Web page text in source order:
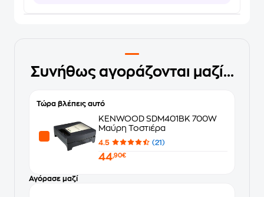
Συνήθως αγοράζονται μαζί...
Τώρα βλέπεις αυτό
KENWOOD SDM401BK 700W
Μαύρη Τοστιέρα
4.5 (21)
44,90€
Αγόρασε μαζί